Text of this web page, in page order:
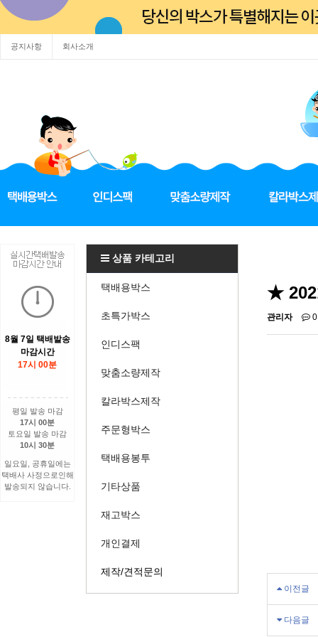
공지사항 회사소개
8월 7일 택배발송
마감시간
17시 00분
평일 발송 마감
17시 00분
토요일 발송 마감
10시 30분
일요일, 공휴일에는
택배사 사정으로인해
발송되지 않습니다.
상품 카테고리
택배용박스
초특가박스
인디스팩
맞춤소량제작
칼라박스제작
주문형박스
택배용봉투
기타상품
재고박스
개인결제
제작/견적문의
★
관리자
이전글
다음글